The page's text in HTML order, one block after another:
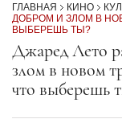
ГЛАВНАЯ КИНО
ДОБРОМ И ЗЛОМ В
ВЫБЕРЕШЬ ТЫ?
Секция
Джаред Лето
злом в новом
что выберешь